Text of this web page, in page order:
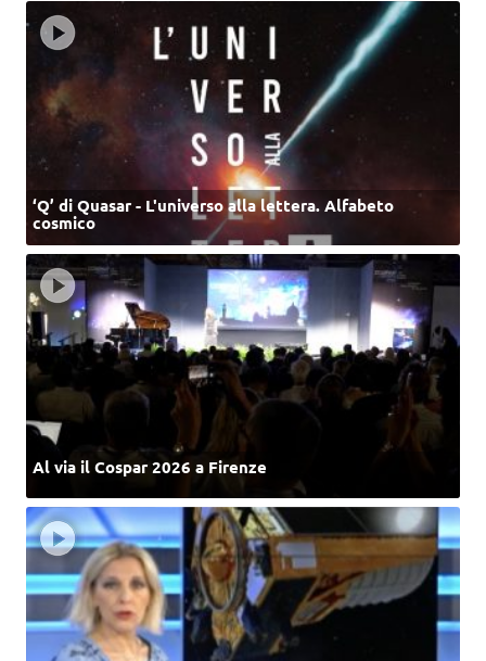
‘Q’ di Quasar - L'universo alla lettera. Alfabeto
cosmico
Al via il Cospar 2026 a Firenze